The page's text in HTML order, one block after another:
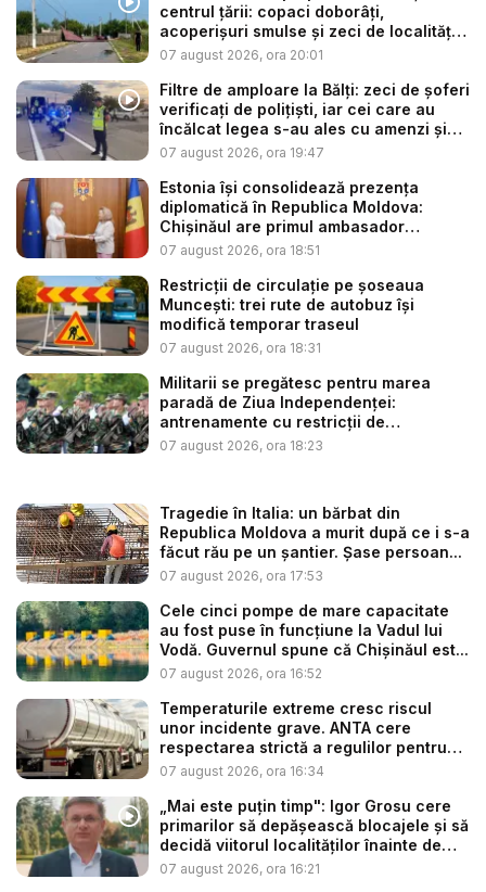
centrul țării: copaci doborâți,
acoperișuri smulse și zeci de localități
...
07 august 2026, ora 20:01
Filtre de amploare la Bălți: zeci de șoferi
verificați de polițiști, iar cei care au
încălcat legea s-au ales cu amenzi și
s...
07 august 2026, ora 19:47
Estonia își consolidează prezența
diplomatică în Republica Moldova:
Chișinăul are primul ambasador
estonia...
07 august 2026, ora 18:51
Restricții de circulație pe șoseaua
Muncești: trei rute de autobuz își
modifică temporar traseul
07 august 2026, ora 18:31
Militarii se pregătesc pentru marea
paradă de Ziua Independenței:
antrenamente cu restricții de
circulație...
07 august 2026, ora 18:23
Tragedie în Italia: un bărbat din
Republica Moldova a murit după ce i s-a
făcut rău pe un șantier. Șase persoan...
07 august 2026, ora 17:53
Cele cinci pompe de mare capacitate
au fost puse în funcțiune la Vadul lui
Vodă. Guvernul spune că Chișinăul est...
07 august 2026, ora 16:52
Temperaturile extreme cresc riscul
unor incidente grave. ANTA cere
respectarea strictă a regulilor pentru
tr...
07 august 2026, ora 16:34
„Mai este puțin timp": Igor Grosu cere
primarilor să depășească blocajele și să
decidă viitorul localităților înainte de
ex...
07 august 2026, ora 16:21